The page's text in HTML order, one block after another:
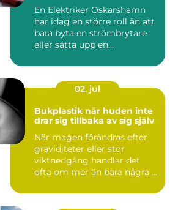
En Elektriker Oskarshamn
har idag en större roll än att
bara byta en strömbrytare
eller sätta upp en...
02. jul
Bukplastik när huden inte
drar sig tillbaka av sig själv
När magen förändras efter
graviditeter eller stor
viktnedgång handlar det
ofta om mer än bara några ...